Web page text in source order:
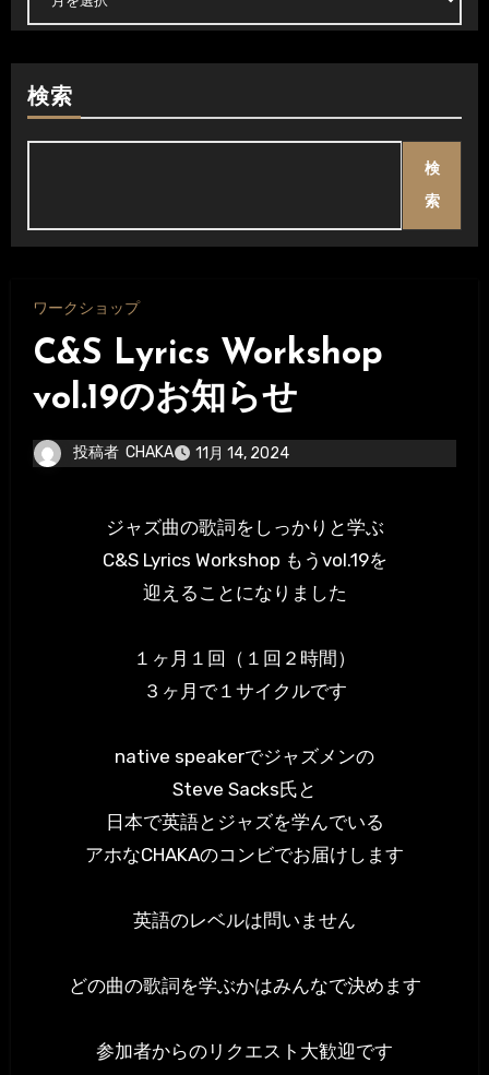
検索
検
索
ワークショップ
C&S Lyrics Workshop
vol.19のお知らせ
投稿者 CHAKA 11月 14, 2024
ジャズ曲の歌詞をしっかりと学ぶ
C&S Lyrics Workshop もうvol.19を
迎えることになりました
１ヶ月１回（１回２時間）
３ヶ月で１サイクルです
native speakerでジャズメンの
Steve Sacks氏と
日本で英語とジャズを学んでいる
アホなCHAKAのコンビでお届けします
英語のレベルは問いません
どの曲の歌詞を学ぶかはみんなで決めます
参加者からのリクエスト大歓迎です